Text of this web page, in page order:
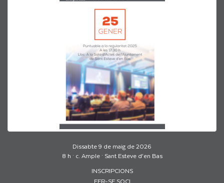
Dissabte 9 de maig de 2026
8 h · c. Ample · Sant Esteve d’en Bas
INSCRIPCIONS
FER-SE SOCI